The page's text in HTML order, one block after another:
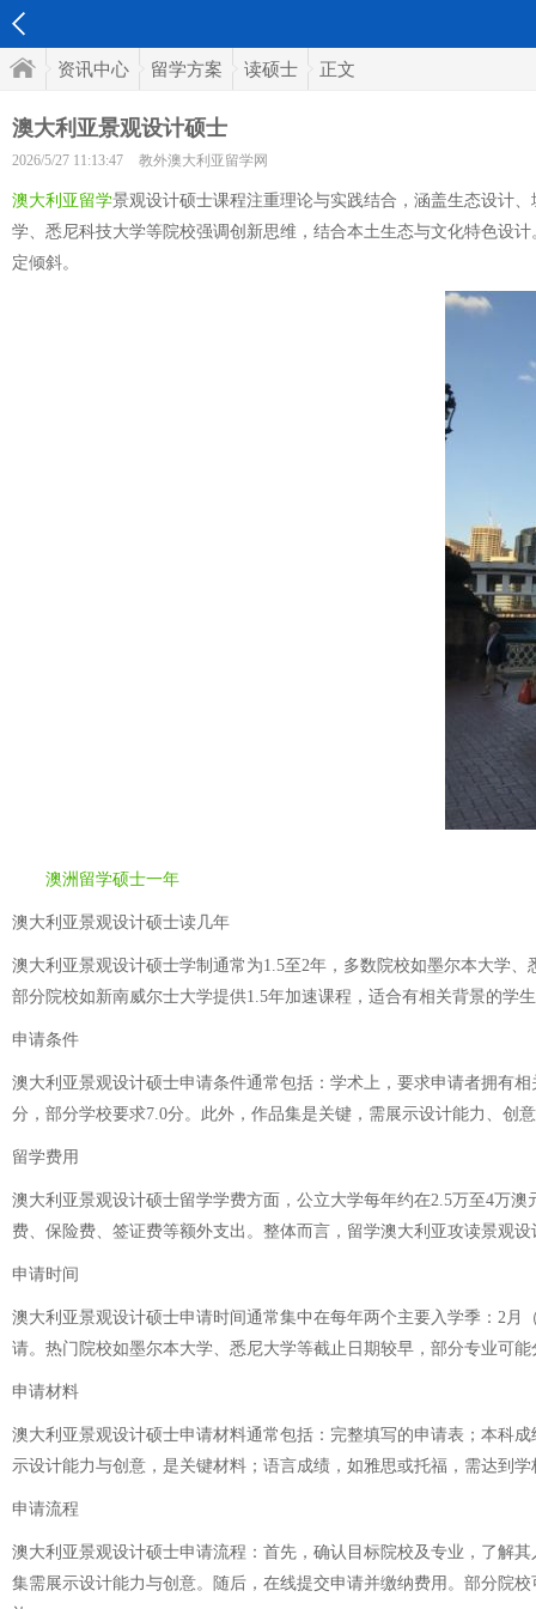
资讯中心 留学方案 读硕士 正文
澳大利亚景观设计硕士
2026/5/27 11:13:47 教外澳大利亚留学网
澳大利亚留学景观设计硕士课程注重理论与实践结合，涵盖生态设计
学、悉尼科技大学等院校强调创新思维，结合本土生态与文化特色设
定倾斜。
澳洲留学硕士一年
澳大利亚景观设计硕士读几年
澳大利亚景观设计硕士学制通常为1.5至2年，多数院校如墨尔本大学
部分院校如新南威尔士大学提供1.5年加速课程，适合有相关背景的学
申请条件
澳大利亚景观设计硕士申请条件通常包括：学术上，要求申请者拥有
分，部分学校要求7.0分。此外，作品集是关键，需展示设计能力、创
留学费用
澳大利亚景观设计硕士留学学费方面，公立大学每年约在2.5万至4万
费、保险费、签证费等额外支出。整体而言，留学澳大利亚攻读景观
申请时间
澳大利亚景观设计硕士申请时间通常集中在每年两个主要入学季：2月
请。热门院校如墨尔本大学、悉尼大学等截止日期较早，部分专业可
申请材料
澳大利亚景观设计硕士申请材料通常包括：完整填写的申请表；本科
示设计能力与创意，是关键材料；语言成绩，如雅思或托福，需达到
申请流程
澳大利亚景观设计硕士申请流程：首先，确认目标院校及专业，了解
集需展示设计能力与创意。随后，在线提交申请并缴纳费用。部分院